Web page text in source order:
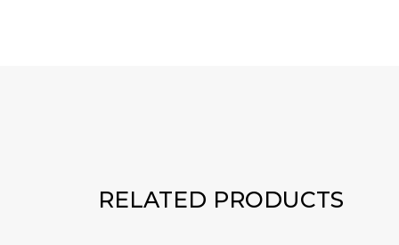
RELATED PRODUCTS